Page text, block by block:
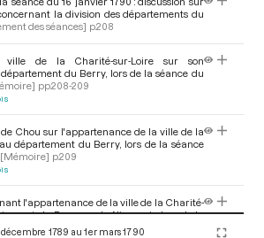
la division des départements du
des séances] p.208
de la Charité-sur-Loire sur son
du Berry, lors de la séance du
pp.208-209
de Chou sur l'appartenance de la ville de la
département du Berry, lors de la séance
[Mémoire] p.209
l'appartenance de la ville de la Charité-
du Berry ou du Nivernais, lors de la
1790
[Discussion] pp.209-210
décembre 1789 au 1er mars 1790